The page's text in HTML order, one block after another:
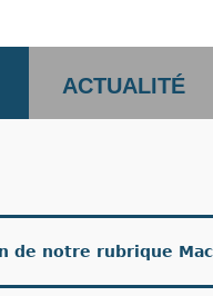
ACTUALITÉ
de notre rubrique